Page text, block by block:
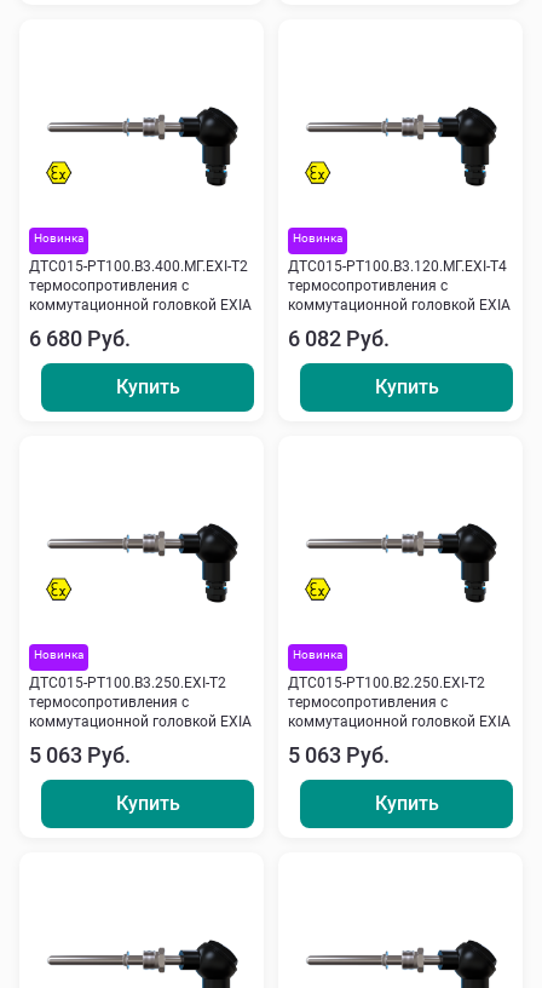
Новинка
ДТС015-РТ100.В3.400.МГ.ЕХI-Т2
термосопротивления с
коммутационной головкой EXIA
6 680 Руб.
Купить
Новинка
ДТС015-РТ100.В3.120.МГ.ЕХI-Т4
термосопротивления с
коммутационной головкой EXIA
6 082 Руб.
Купить
Новинка
ДТС015-РТ100.В3.250.ЕХI-Т2
термосопротивления с
коммутационной головкой EXIA
5 063 Руб.
Купить
Новинка
ДТС015-РТ100.В2.250.ЕХI-Т2
термосопротивления с
коммутационной головкой EXIA
5 063 Руб.
Купить